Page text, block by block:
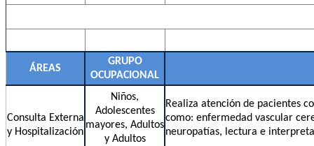
ÁREAS
GRUPO
OCUPACIONAL
Consulta Externa
y Hospitalización
Niños,
Adolescentes
mayores, Adultos
y Adultos
Realiza atención de pacientes
como: enfermedad vascular
neuropatías, lectura e